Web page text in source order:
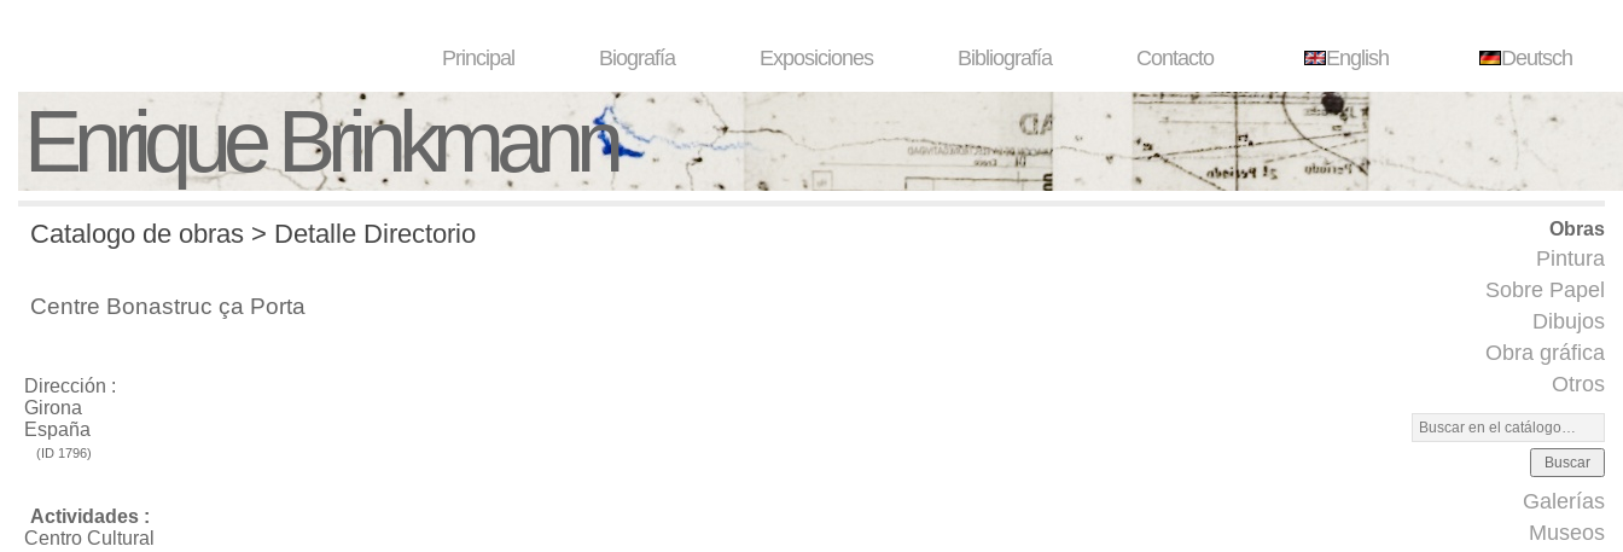
Principal Biografía Exposiciones Bibliografía Contacto English Deutsch
Enrique Brinkmann
Obras
Pintura
Sobre Papel
Dibujos
Obra gráfica
Otros
Buscar
Galerías
Museos
Catalogo de obras > Detalle Directorio
Centre Bonastruc ça Porta
Dirección :
Girona
España
(ID 1796)
Actividades :
Centro Cultural